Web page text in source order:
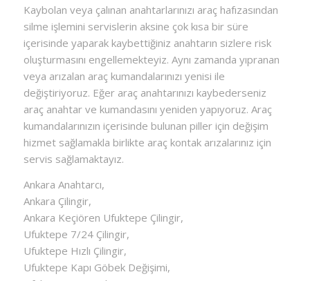
Kaybolan veya çalınan anahtarlarınızı araç hafızasından
silme işlemini servislerin aksine çok kısa bir süre
içerisinde yaparak kaybettiğiniz anahtarın sizlere risk
oluşturmasını engellemekteyiz. Aynı zamanda yıpranan
veya arızalan araç kumandalarınızı yenisi ile
değiştiriyoruz. Eğer araç anahtarınızı kaybederseniz
araç anahtar ve kumandasını yeniden yapıyoruz. Araç
kumandalarınızın içerisinde bulunan piller için değişim
hizmet sağlamakla birlikte araç kontak arızalarınız için
servis sağlamaktayız.
Ankara Anahtarcı,
Ankara Çilingir,
Ankara Keçiören Ufuktepe Çilingir,
Ufuktepe 7/24 Çilingir,
Ufuktepe Hızlı Çilingir,
Ufuktepe Kapı Göbek Değişimi,